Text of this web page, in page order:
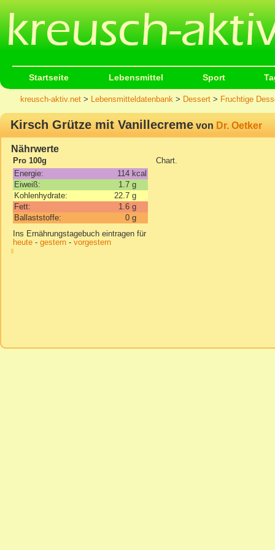
Startseite Lebensmittel Sport
kreusch-aktiv.net > Lebensmitteldatenbank > Dessert > Fruchtige
Kirsch Grütze mit Vanillecreme von Dr. Oetker
Nährwerte
Pro 100g
Energie:
114 kcal
Eiweiß:
1.7 g
Kohlenhydrate:
22.7 g
Fett:
1.6 g
Ballaststoffe:
0 g
Ins Ernährungstagebuch eintragen für
heute - gestern - vorgestern
Chart.